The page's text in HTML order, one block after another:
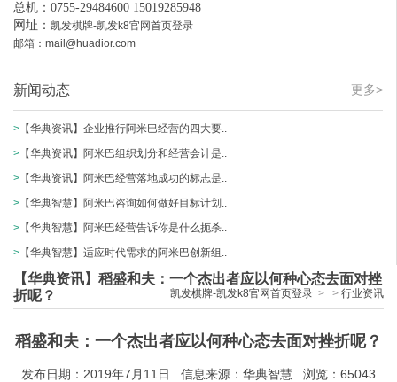
总机：0755-29484600 15019285948
网址： 凯发棋牌-凯发k8官网首页登录
邮箱： mail@huadior.com
更多>
新闻动态
> 【华典资讯】企业推行阿米巴经营的四大要..
> 【华典资讯】阿米巴组织划分和经营会计是..
> 【华典资讯】阿米巴经营落地成功的标志是..
> 【华典智慧】阿米巴咨询如何做好目标计划..
> 【华典智慧】阿米巴经营告诉你是什么扼杀..
> 【华典智慧】适应时代需求的阿米巴创新组..
【华典资讯】稻盛和夫：一个杰出者应以何种心态去面对挫
折呢？
凯发棋牌-凯发k8官网首页登录 > > 行业资讯
稻盛和夫：一个杰出者应以何种心态去面对挫折呢？
发布日期：2019年7月11日 信息来源：华典智慧 浏览：65043